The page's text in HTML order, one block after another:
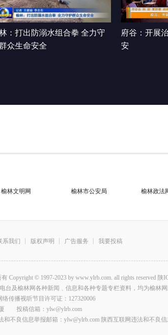
：打出防溺水组合拳 全力守
众生命安全
府谷：开展
安
榆林文明网 榆林市公安局 榆林政法
系我们 版权声明 广告服务 我要投稿
© 1997-2023 by www.ylrb.com. all rights reserved 陕
及榆林网各种新闻﹑信息和各种专题专栏资料，均为榆林
传播视听节目许可证：127320006
厦 投稿信箱：ylw@ylrb.com
不良信息举报邮箱：ylw@ylrb.com 陕西互联网违法和不良信